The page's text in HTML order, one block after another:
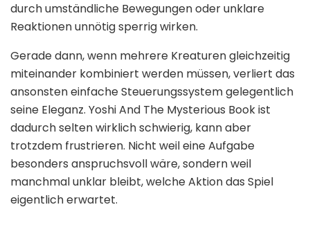
durch umständliche Bewegungen oder unklare
Reaktionen unnötig sperrig wirken.
Gerade dann, wenn mehrere Kreaturen gleichzeitig
miteinander kombiniert werden müssen, verliert das
ansonsten einfache Steuerungssystem gelegentlich
seine Eleganz. Yoshi And The Mysterious Book ist
dadurch selten wirklich schwierig, kann aber
trotzdem frustrieren. Nicht weil eine Aufgabe
besonders anspruchsvoll wäre, sondern weil
manchmal unklar bleibt, welche Aktion das Spiel
eigentlich erwartet.